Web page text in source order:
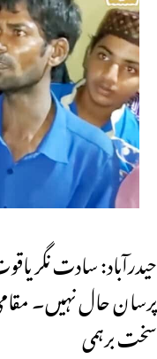
حیدرآباد: سادت نگر
پرسان حال نہیں۔
سخت برہمی